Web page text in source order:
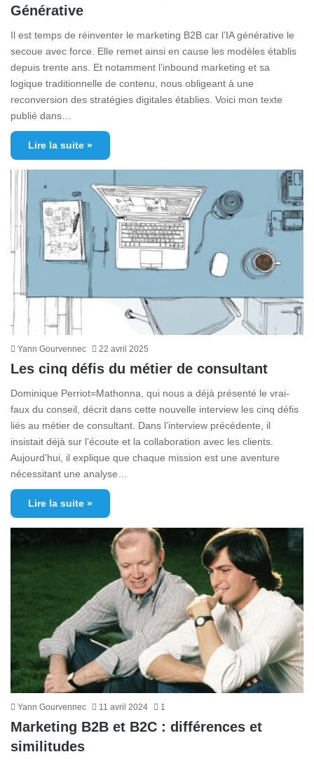
Générative
Il est temps de réinventer le marketing B2B car l’IA générative le
secoue avec force. Elle remet ainsi en cause les modèles établis
depuis trente ans. Et notamment l’inbound marketing et sa
logique traditionnelle de contenu, nous obligeant à une
reconversion des stratégies digitales établies. Voici mon texte
publié dans…
Lire la suite »
Yann Gourvennec 22 avril 2025
Les cinq défis du métier de consultant
Dominique Perriot=Mathonna, qui nous a déjà présenté le vrai-
faux du conseil, décrit dans cette nouvelle interview les cinq défis
liés au métier de consultant. Dans l’interview précédente, il
insistait déjà sur l’écoute et la collaboration avec les clients.
Aujourd’hui, il explique que chaque mission est une aventure
nécessitant une analyse…
Lire la suite »
Yann Gourvennec 11 avril 2024 1
Marketing B2B et B2C : différences et
similitudes